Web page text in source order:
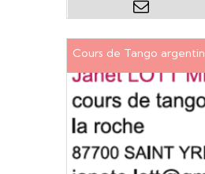
Cours de Tango argentin